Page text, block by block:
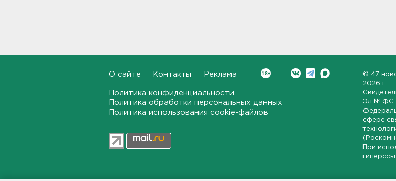
Жители Ленобласти могут
цифровыми сервисами в МАХ
перинатального центра
О сайте Контакты Реклама
Политика конфиденциальности
Политика обработки персональных данных
Политика использования cookie-файлов
© 47
2026 г.
Эл № ФС
сфере
При